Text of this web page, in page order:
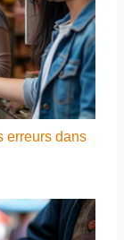
erreurs dans